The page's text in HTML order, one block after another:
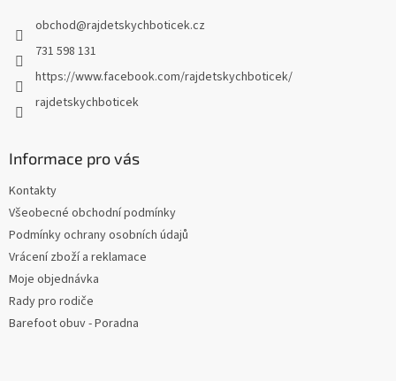
obchod@rajdetskychboticek.cz
731 598 131
https://www.facebook.com/rajdetskychboticek/
rajdetskychboticek
Informace pro vás
Kontakty
Všeobecné obchodní podmínky
Podmínky ochrany osobních údajů
Vrácení zboží a reklamace
Moje objednávka
Rady pro rodiče
Barefoot obuv - Poradna